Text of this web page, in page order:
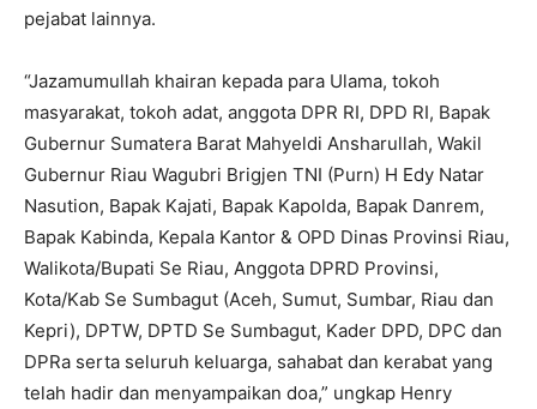
pejabat lainnya.
“Jazamumullah khairan kepada para Ulama, tokoh
masyarakat, tokoh adat, anggota DPR RI, DPD RI, Bapak
Gubernur Sumatera Barat Mahyeldi Ansharullah, Wakil
Gubernur Riau Wagubri Brigjen TNI (Purn) H Edy Natar
Nasution, Bapak Kajati, Bapak Kapolda, Bapak Danrem,
Bapak Kabinda, Kepala Kantor & OPD Dinas Provinsi Riau,
Walikota/Bupati Se Riau, Anggota DPRD Provinsi,
Kota/Kab Se Sumbagut (Aceh, Sumut, Sumbar, Riau dan
Kepri), DPTW, DPTD Se Sumbagut, Kader DPD, DPC dan
DPRa serta seluruh keluarga, sahabat dan kerabat yang
telah hadir dan menyampaikan doa,” ungkap Henry